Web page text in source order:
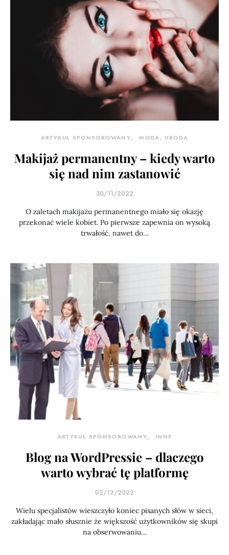
ARTYKUŁ SPONSOROWANY MODA, URODA
Makijaż permanentny – kiedy warto
się nad nim zastanowić
30/11/2022
O zaletach makijażu permanentnego miało się okazję
przekonać wiele kobiet. Po pierwsze zapewnia on wysoką
trwałość, nawet do…
ARTYKUŁ SPONSOROWANY INNE
Blog na WordPressie – dlaczego
warto wybrać tę platformę
02/12/2022
Wielu specjalistów wieszczyło koniec pisanych słów w sieci,
zakładając mało słusznie że większość użytkowników się skupi
na obserwowaniu…